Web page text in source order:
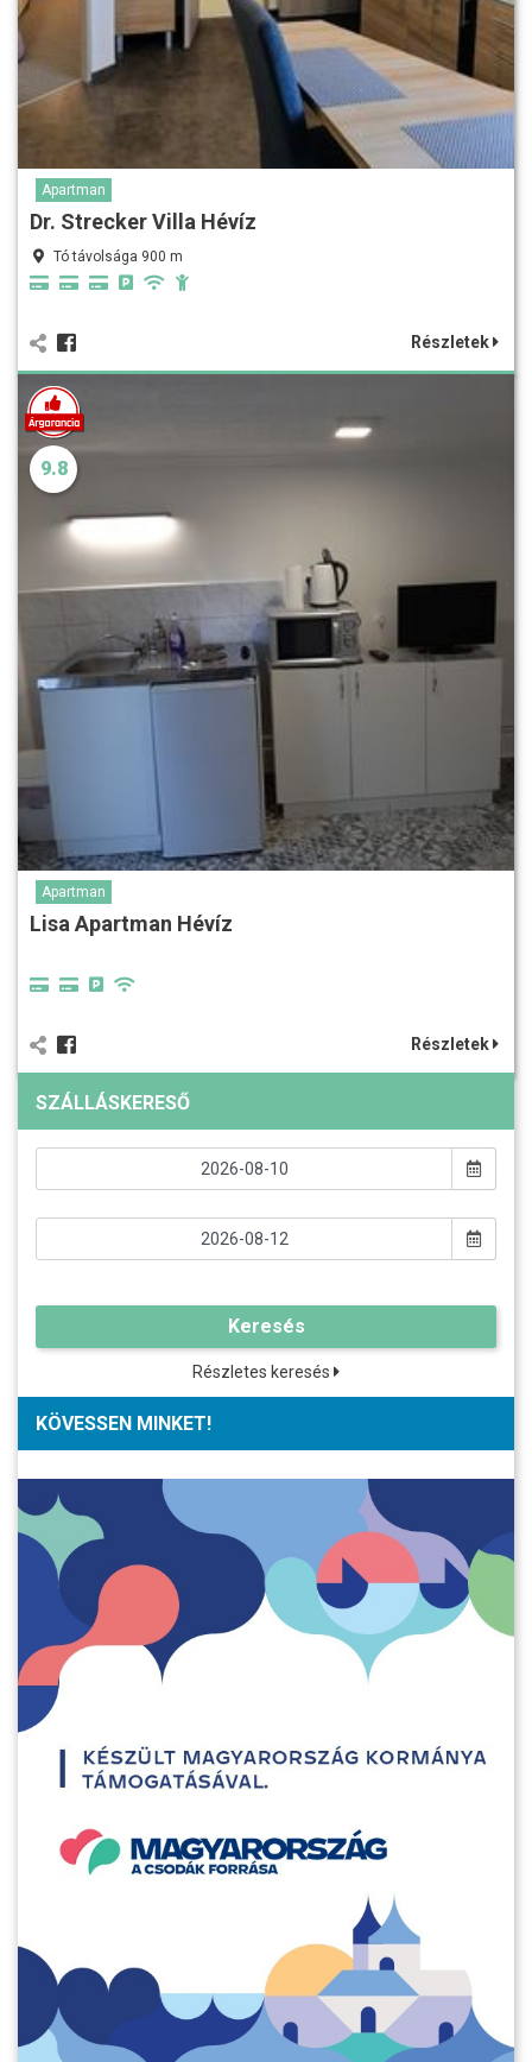
Apartman
Dr. Strecker Villa Hévíz
Tó távolsága 900 m
Részletek
9.8
Apartman
Lisa Apartman Hévíz
Részletek
SZÁLLÁSKERESŐ
Keresés
Részletes keresés
KÖVESSEN MINKET!